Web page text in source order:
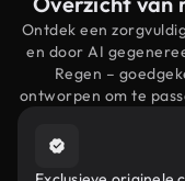
Ontdek een
en door AI
Regen –
ontworpen om te